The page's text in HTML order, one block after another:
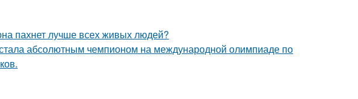
пахнет лучше всех живых людей?
абсолютным чемпионом на международной олимпиаде по